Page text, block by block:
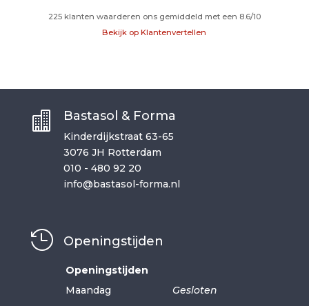
225klanten waarderen ons gemiddeld met een 8.6/10
Bekijk op Klantenvertellen
 Bastasol & Forma
Kinderdijkstraat 63-65
3076 JH Rotterdam
010 - 480 92 20
info@bastasol-forma.nl
 Openingstijden
Openingstijden
Maandag
Gesloten